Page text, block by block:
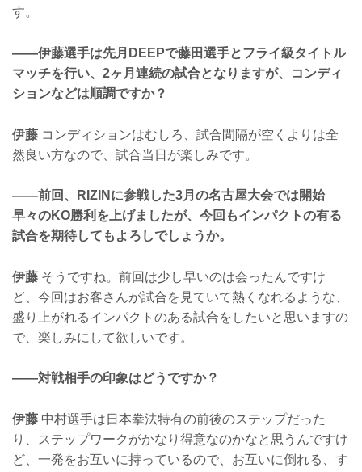
す。
——伊藤選手は先月DEEPで藤田選手とフライ級タイトル
マッチを行い、2ヶ月連続の試合となりますが、コンディ
ションなどは順調ですか？
伊藤 コンディションはむしろ、試合間隔が空くよりは全
然良い方なので、試合当日が楽しみです。
——前回、RIZINに参戦した3月の名古屋大会では開始
早々のKO勝利を上げましたが、今回もインパクトの有る
試合を期待してもよろしでしょうか。
伊藤 そうですね。前回は少し早いのは会ったんですけ
ど、今回はお客さんが試合を見ていて熱くなれるような、
盛り上がれるインパクトのある試合をしたいと思いますの
で、楽しみにして欲しいです。
——対戦相手の印象はどうですか？
伊藤 中村選手は日本拳法特有の前後のステップだった
り、ステップワークがかなり得意なのかなと思うんですけ
ど、一発をお互いに持っているので、お互いに倒れる、す